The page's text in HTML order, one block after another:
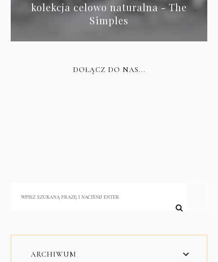
kolekcja celowo naturalna - The
Simples
DOŁĄCZ DO NAS...
ARCHIWUM